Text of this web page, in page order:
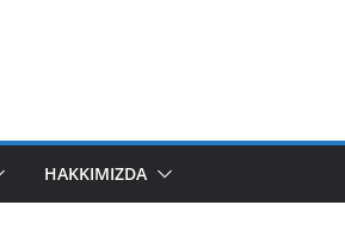
HAKKIMIZDA